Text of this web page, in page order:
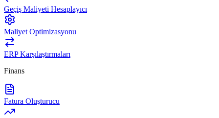
Geçiş Maliyeti Hesaplayıcı
Maliyet Optimizasyonu
ERP Karşılaştırmaları
Finans
Fatura Oluşturucu